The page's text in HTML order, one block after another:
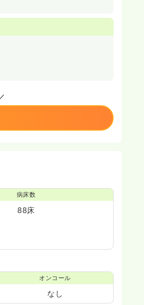
病床数
88床
オンコール
なし